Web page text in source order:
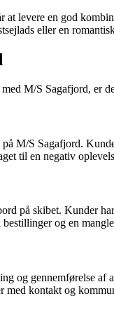
at levere en god
eller en
M/S Sagafjord, er
M/S Sagafjord.
til en negativ
på skibet. Kunder
og en
og gennemførelse
kontakt og